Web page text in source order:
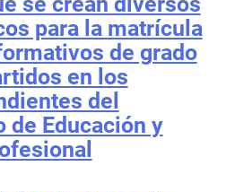
para la matrícula
de grado
en los
del
de Educación y